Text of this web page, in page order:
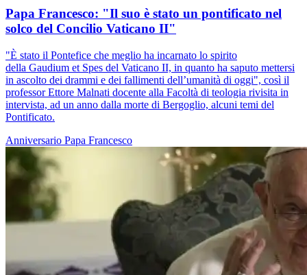
Papa Francesco: "Il suo è stato un pontificato nel
solco del Concilio Vaticano II"
"È stato il Pontefice che meglio ha incarnato lo spirito
della Gaudium et Spes del Vaticano II, in quanto ha saputo mettersi
in ascolto dei drammi e dei fallimenti dell’umanità di oggi", così il
professor Ettore Malnati docente alla Facoltà di teologia rivisita in
intervista, ad un anno dalla morte di Bergoglio, alcuni temi del
Pontificato.
Anniversario Papa Francesco